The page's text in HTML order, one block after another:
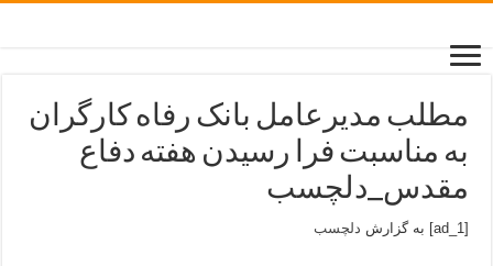
مطلب مدیرعامل بانک رفاه کارگران
به مناسبت فرا رسیدن هفته دفاع
مقدس_دلچسب
[ad_1] به گزارش دلچسب